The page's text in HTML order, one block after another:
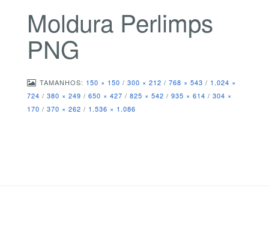
Moldura Perlimps
PNG
TAMANHOS: 150 × 150 / 300 × 212 / 768 × 543 / 1.024 ×
724 / 380 × 249 / 650 × 427 / 825 × 542 / 935 × 614 / 304 ×
170 / 370 × 262 / 1.536 × 1.086